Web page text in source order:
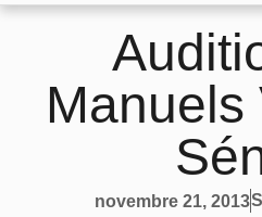
Manuels
novembre 21, 2013